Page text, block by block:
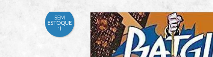
SEM
ESTOQUE
:(